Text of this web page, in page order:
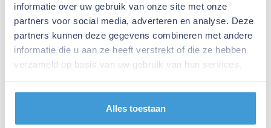
informatie over uw gebruik van onze site met onze
partners voor social media, adverteren en analyse. Deze
partners kunnen deze gegevens combineren met andere
informatie die u aan ze heeft verstrekt of die ze hebben
verzameld op basis van uw gebruik van hun services.
Alles toestaan
profiteert ook van de collegiale sfeer en sociale aspecten
van de groep.
> Door jouw aansluiting heb je toegang tot elke bron van
financiering en kun je echt onafhankelijk werken.
> Je profiteert van een professionele infrastructuur en
> Geen omkijken naar marketing, ict of het op peil houden